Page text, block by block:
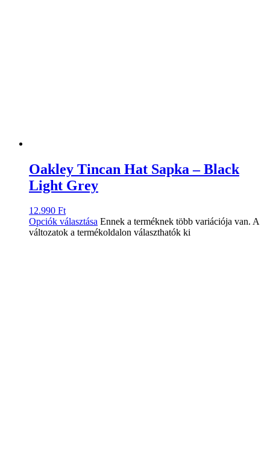
Oakley Tincan Hat Sapka – Black
Light Grey
12.990 Ft
Opciók választása Ennek a terméknek több variációja van. A
változatok a termékoldalon választhatók ki